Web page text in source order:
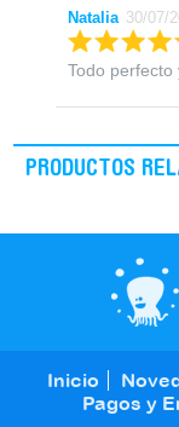
Natalia 30/07/
Todo perfecto
PRODUCTOS
Inicio
Pagos y